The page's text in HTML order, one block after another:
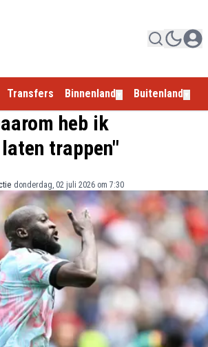
Transfers Binnenland Buitenland
heb ik
trappen"
donderdag, 02 juli 2026 om 7:30